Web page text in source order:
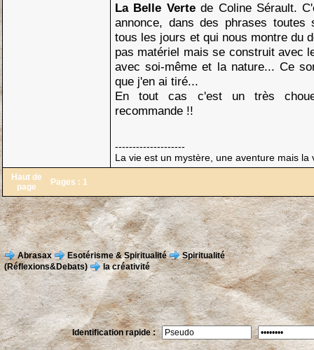
La Belle Vertede Coline Sérault.
annonce, dans des phrases toutes
tous les jours et qui nous montre du
pas matériel mais se construit avec
avec soi-même et la nature... Ce
que j'en ai tiré...
En tout cas c'est un très
recommande !!
--------------------
La vie est un mystère, une aventure mais la
Haut de
page
Pages : 1
Abrasax Esotérisme & Spiritualité
Spiritualité
(Réflexions&Debats)
la créativité
Identification rapide :